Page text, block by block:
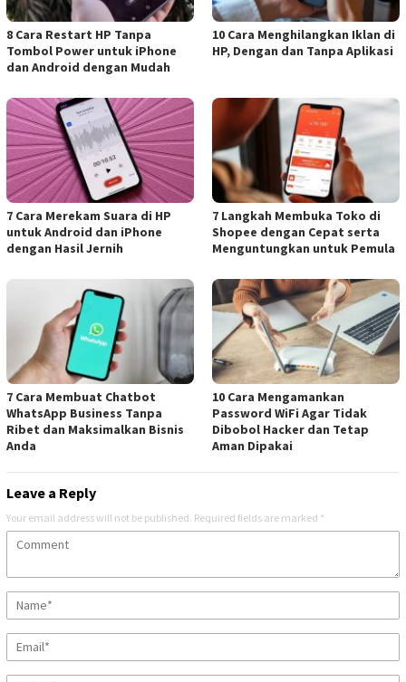
8 Cara Restart HP Tanpa
Tombol Power untuk iPhone
dan Android dengan Mudah
10 Cara Menghilangkan Iklan di
HP, Dengan dan Tanpa Aplikasi
7 Cara Merekam Suara di HP
untuk Android dan iPhone
dengan Hasil Jernih
7 Langkah Membuka Toko di
Shopee dengan Cepat serta
Menguntungkan untuk Pemula
7 Cara Membuat Chatbot
WhatsApp Business Tanpa
Ribet dan Maksimalkan Bisnis
Anda
10 Cara Mengamankan
Password WiFi Agar Tidak
Dibobol Hacker dan Tetap
Aman Dipakai
Leave a Reply
Your email address will not be published. Required fields are marked *